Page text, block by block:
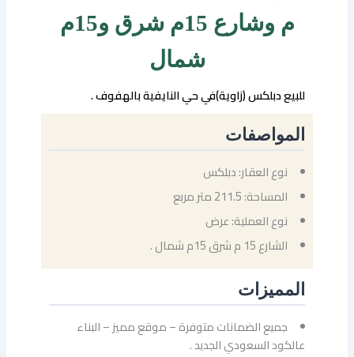
م وشارع 15م شرق و15م
شمال
للبيع دبلكس (زاوية)في حي النايفية بالهفوف .
المواصفات
نوع العقار: دبلكس
المساحة: 211.5 متر مربع
نوع العملية: عرض
الشارع 15 م شرق 15م شمال .
المميزات
جميع الضمانات متوفرة – موقع مميز – البناء
عالكود السعودي الجديد .